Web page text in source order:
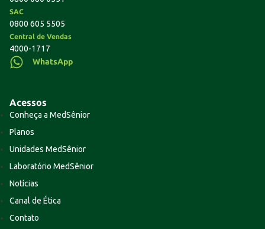
SAC
0800 605 5505
Central de Vendas
4000-1717
WhatsApp
Acessos
Conheça a MedSênior
Planos
Unidades MedSênior
Laboratório MedSênior
Notícias
Canal de Ética
Contato